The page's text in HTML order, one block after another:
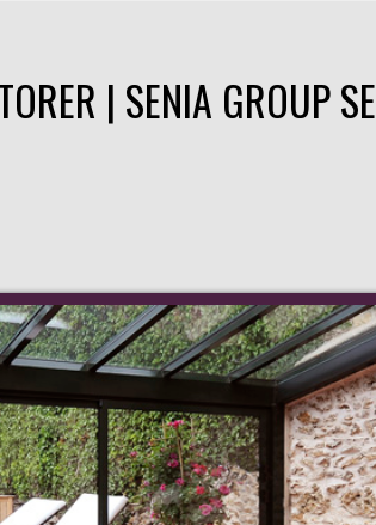
| SENIA GROUP SE